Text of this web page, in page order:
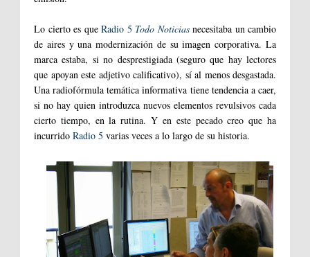
Lo cierto es que Radio 5 Todo Noticiasnecesitaba un cambio
de aires y una modernización de su imagen corporativa. La
marca estaba, si no desprestigiada (seguro que hay lectores
que apoyan este adjetivo calificativo), sí al menos desgastada.
Una radiofórmula temática informativa tiene tendencia a caer,
si no hay quien introduzca nuevos elementos revulsivos cada
cierto tiempo, en la rutina. Y en este pecado creo que ha
incurrido Radio 5 varias veces a lo largo de su historia.